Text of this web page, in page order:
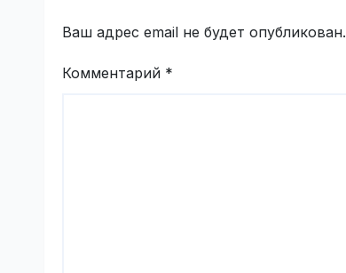
Ваш адрес email не будет опубликован.
Комментарий *